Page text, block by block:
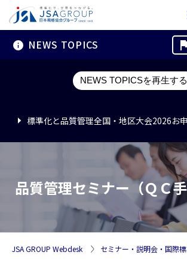
NEWS TOPICS
NEWS TOPICSを再生する
標準化と品質管理全国・地区大会2026お
標準化と品質管理全国・地区大会2026お
標準化と品質管理全国・地区大会2026お
品質管理セミナー（ＱＣ手
JSA GROUP Webdesk セミナー・説明会・国際